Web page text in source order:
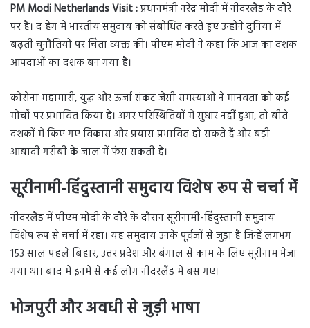
PM Modi Netherlands Visit :प्रधानमंत्री नरेंद्र मोदी में नीदरलैंड के दौरे
पर हैं। द हेग में भारतीय समुदाय को संबोधित करते हुए उन्होंने दुनिया में
बढ़ती चुनौतियों पर चिंता व्यक्त की। पीएम मोदी ने कहा कि आज का दशक
आपदाओं का दशक बन गया है।
कोरोना महामारी, युद्ध और ऊर्जा संकट जैसी समस्याओं ने मानवता को कई
मोर्चों पर प्रभावित किया है। अगर परिस्थितियों में सुधार नहीं हुआ, तो बीते
दशकों में किए गए विकास और प्रयास प्रभावित हो सकते हैं और बड़ी
आबादी गरीबी के जाल में फंस सकती है।
सूरीनामी-हिंदुस्तानी समुदाय विशेष रूप से चर्चा में
नीदरलैंड में पीएम मोदी के दौरे के दौरान सूरीनामी-हिंदुस्तानी समुदाय
विशेष रूप से चर्चा में रहा। यह समुदाय उनके पूर्वजों से जुड़ा है जिन्हें लगभग
153 साल पहले बिहार, उत्तर प्रदेश और बंगाल से काम के लिए सूरीनाम भेजा
गया था। बाद में इनमें से कई लोग नीदरलैंड में बस गए।
भोजपुरी और अवधी से जुड़ी भाषा